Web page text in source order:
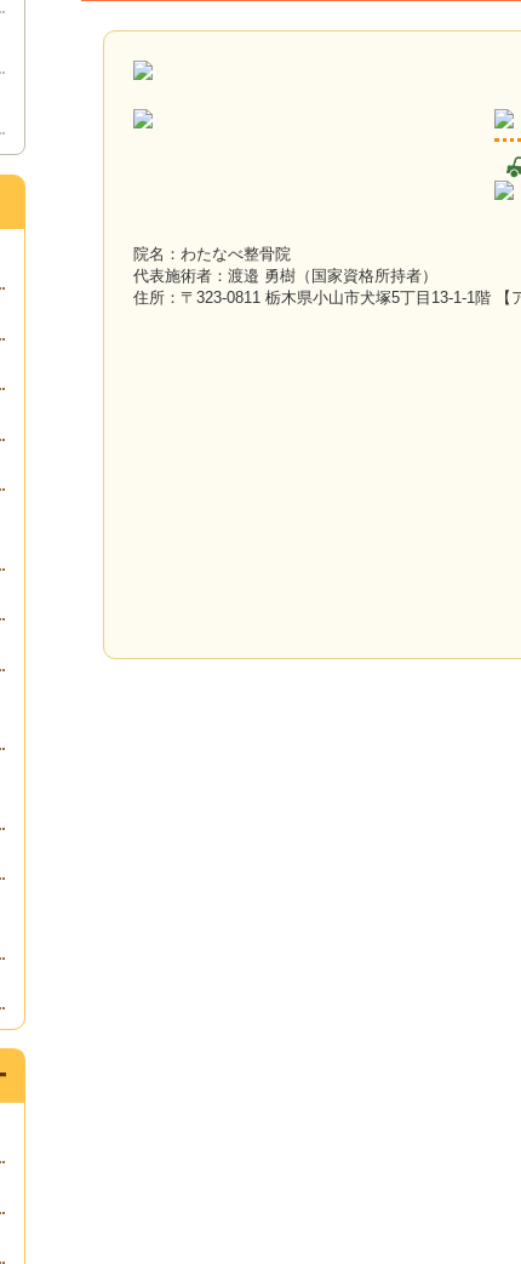
院名：わたなべ整骨院
代表施術者：渡邉 勇樹（国家資格所持者）
住所：〒323-0811 栃木県小山市犬塚5丁目13-1-1階 【